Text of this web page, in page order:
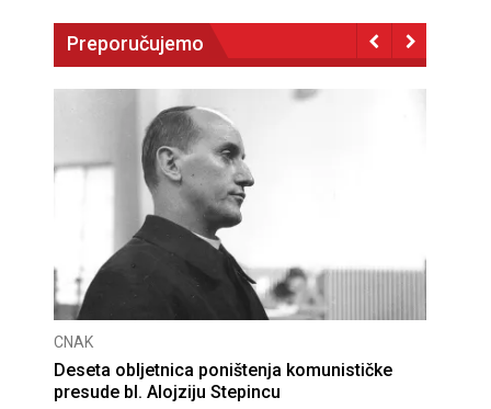
Preporučujemo
CNAK
Deseta obljetnica poništenja komunističke
presude bl. Alojziju Stepincu